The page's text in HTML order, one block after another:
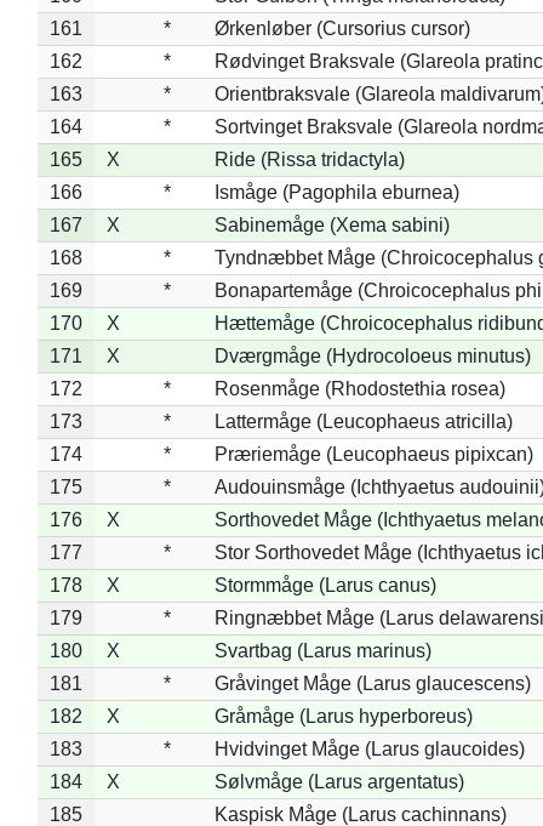
161
*
Ørkenløber (Cursorius cursor)
162
*
Rødvinget Braksvale (Glareola
163
*
Orientbraksvale (Glareola
164
*
Sortvinget Braksvale (Glareola
165
X
Ride (Rissa tridactyla)
166
*
Ismåge (Pagophila eburnea)
167
X
Sabinemåge (Xema sabini)
168
*
Tyndnæbbet Måge (Chroicocephalus
169
*
Bonapartemåge (Chroicocephalus
170
X
Hættemåge (Chroicocephalus
171
X
Dværgmåge (Hydrocoloeus minutus)
172
*
Rosenmåge (Rhodostethia rosea)
173
*
Lattermåge (Leucophaeus atricilla)
174
*
Præriemåge (Leucophaeus pipixcan)
175
*
Audouinsmåge (Ichthyaetus
176
X
Sorthovedet Måge (Ichthyaetus
177
*
Stor Sorthovedet Måge (Ichthyaetus
178
X
Stormmåge (Larus canus)
179
*
Ringnæbbet Måge (Larus
180
X
Svartbag (Larus marinus)
181
*
Gråvinget Måge (Larus glaucescens)
182
X
Gråmåge (Larus hyperboreus)
183
*
Hvidvinget Måge (Larus glaucoides)
184
X
Sølvmåge (Larus argentatus)
185
Kaspisk Måge (Larus cachinnans)